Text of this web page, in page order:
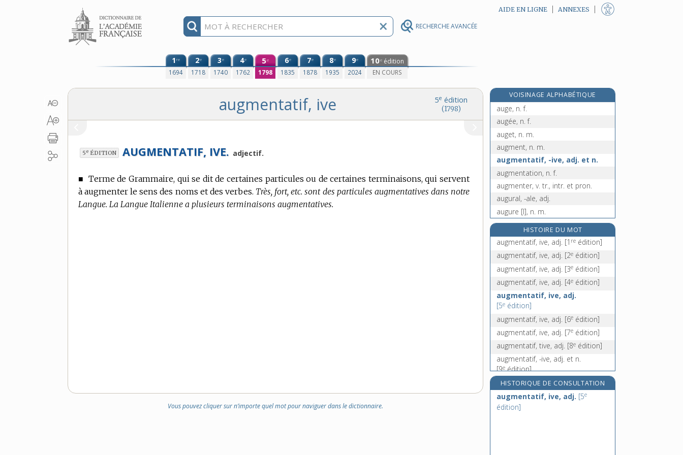
RECHERCHE AVANCÉE
Aller au contenu AIDE EN LIGNE ANNEXES
1re
1694
2e
1718
3e
1740
4e
1762
5e
1798
6e
1835
7e
1878
8e
1935
9e
2024
10e édition
EN COURS
5e édition
(1798)
augmentatif, ive
5e ÉDITION AUGMENTATIF, IVE. adjectif.
■ Terme de Grammaire, qui se dit de certaines particules ou de certaines terminaisons, qui servent
à augmenter le sens des noms et des verbes. Très, fort, etc. sont des particules augmentatives dans notre
Langue. La Langue Italienne a plusieurs terminaisons augmentatives.
Vous pouvez cliquer sur n’importe quel mot pour naviguer dans le dictionnaire.
VOISINAGE ALPHABÉTIQUE
auditorium, n. m.
auge, n. f.
augée, n. f.
auget, n. m.
augment, n. m.
augmentatif, -ive, adj. et n.
augmentation, n. f.
augmenter, v. tr., intr. et pron.
augural, -ale, adj.
augure [I], n. m.
augure [II], n. m.
augurer, v. tr.
auguste [II], n. m.
auguste [III], n. m.
[7e édition]
HISTOIRE DU MOT
augmentatif, ive, adj. [1 re édition]
augmentatif, ive, adj. [2e édition]
augmentatif, ive, adj. [3e édition]
augmentatif, ive, adj. [4e édition]
augmentatif, ive, adj.
[5e édition]
augmentatif, ive, adj. [6e édition]
augmentatif, ive, adj. [7e édition]
augmentatif, tive, adj. [8e édition]
augmentatif, -ive, adj. et n.
[9eédition]
HISTORIQUE DE CONSULTATION
augmentatif, ive, adj. [5e
édition]